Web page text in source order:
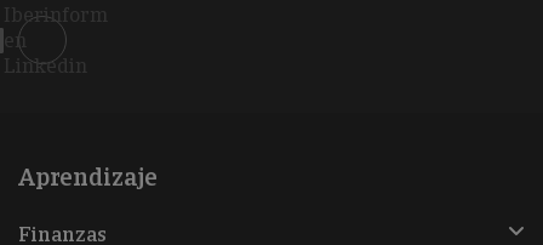
Iberinform
en
Linkedin
Aprendizaje
Finanzas